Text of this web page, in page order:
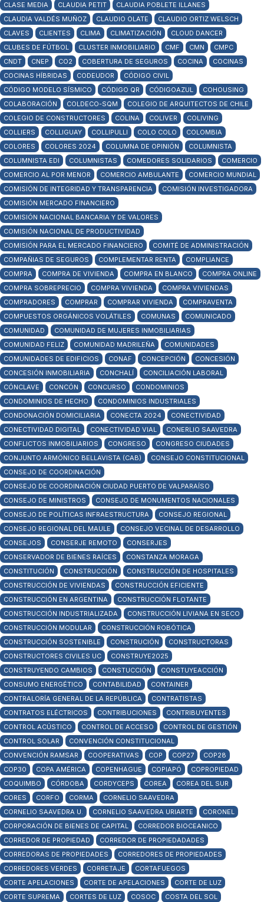
CLASE MEDIA CLAUDIA PETIT
CLAUDIA POBLETE ILLANES
CLAUDIA VALDÉS MUÑOZ
CLAUDIO OLATE
CLAUDIO ORTIZ WELSCH
CLAVES
CLIENTES CLIMA CLIMATIZACIÓN
CLOUD DANCER
CLUBES DE FÚTBOL
CLUSTER INMOBILIARIO CMF CMN
CMPC
CNDT
CNEP CO2 COBERTURA DE SEGUROS COCINA
COCINAS
COCINAS HÍBRIDAS
CODEUDOR
CÓDIGO CIVIL
CÓDIGO MODELO SÍSMICO
CÓDIGO QR CÓDIGOAZUL
COHOUSING
COLABORACIÓN
COLDECO-SQM
COLEGIO DE ARQUITECTOS DE CHILE
COLEGIO DE CONSTRUCTORES
COLINA COLIVER
COLIVING
COLLIERS
COLLIGUAY COLLIPULLI COLO COLO
COLOMBIA
COLORES
COLORES 2024 COLUMNA DE OPINIÓN
COLUMNISTA
COLUMNISTA EDI
COLUMNISTAS COMEDORES SOLIDARIOS
COMERCIO
COMERCIO AL POR MENOR
COMERCIO AMBULANTE
COMERCIO MUNDIAL
COMISIÓN DE INTEGRIDAD Y TRANSPARENCIA
COMISIÓN INVESTIGADORA
COMISIÓN MERCADO FINANCIERO
COMISIÓN NACIONAL BANCARIA Y DE VALORES
COMISIÓN NACIONAL DE PRODUCTIVIDAD
COMISIÓN PARA EL MERCADO FINANCIERO
COMITÉ DE ADMINISTRACIÓN
COMPAÑIAS DE SEGUROS
COMPLEMENTAR RENTA
COMPLIANCE
COMPRA
COMPRA DE VIVIENDA COMPRA EN BLANCO
COMPRA ONLINE
COMPRA SOBREPRECIO
COMPRA VIVIENDA
COMPRA VIVIENDAS
COMPRADORES
COMPRAR COMPRAR VIVIENDA
COMPRAVENTA
COMPUESTOS ORGÁNICOS VOLÁTILES
COMUNAS
COMUNICADO
COMUNIDAD
COMUNIDAD DE MUJERES INMOBILIARIAS
COMUNIDAD FELIZ
COMUNIDAD MADRILEÑA
COMUNIDADES
COMUNIDADES DE EDIFICIOS
CONAF CONCEPCIÓN
CONCESIÓN
CONCESIÓN INMOBILIARIA
CONCHALÍ
CONCILIACIÓN LABORAL
CÓNCLAVE
CONCÓN CONCURSO
CONDOMINIOS
CONDOMINIOS DE HECHO
CONDOMINIOS INDUSTRIALES
CONDONACIÓN DOMICILIARIA
CONECTA 2024
CONECTIVIDAD
CONECTIVIDAD DIGITAL
CONECTIVIDAD VIAL
CONERLIO SAAVEDRA
CONFLICTOS INMOBILIARIOS
CONGRESO
CONGRESO CIUDADES
CONJUNTO ARMÓNICO BELLAVISTA (CAB)
CONSEJO CONSTITUCIONAL
CONSEJO DE COORDINACIÓN
CONSEJO DE COORDINACIÓN CIUDAD PUERTO DE VALPARAÍSO
CONSEJO DE MINISTROS
CONSEJO DE MONUMENTOS NACIONALES
CONSEJO DE POLÍTICAS INFRAESTRUCTURA
CONSEJO REGIONAL
CONSEJO REGIONAL DEL MAULE
CONSEJO VECINAL DE DESARROLLO
CONSEJOS
CONSERJE REMOTO
CONSERJES
CONSERVADOR DE BIENES RAÍCES
CONSTANZA MORAGA
CONSTITUCIÓN
CONSTRUCCIÓN
CONSTRUCCIÓN DE HOSPITALES
CONSTRUCCIÓN DE VIVIENDAS
CONSTRUCCIÓN EFICIENTE
CONSTRUCCIÓN EN ARGENTINA
CONSTRUCCIÓN FLOTANTE
CONSTRUCCIÓN INDUSTRIALIZADA
CONSTRUCCIÓN LIVIANA EN SECO
CONSTRUCCIÓN MODULAR
CONSTRUCCIÓN ROBÓTICA
CONSTRUCCIÓN SOSTENIBLE
CONSTRUCIÓN
CONSTRUCTORAS
CONSTRUCTORES CIVILES UC
CONSTRUYE2025
CONSTRUYENDO CAMBIOS
CONSTUCCIÓN
CONSTUYEACCIÓN
CONSUMO ENERGÉTICO
CONTABILIDAD
CONTAINER
CONTRALORÍA GENERAL DE LA REPÚBLICA
CONTRATISTAS
CONTRATOS ELÉCTRICOS
CONTRIBUCIONES
CONTRIBUYENTES
CONTROL ACÚSTICO
CONTROL DE ACCESO
CONTROL DE GESTIÓN
CONTROL SOLAR
CONVENCIÓN CONSTITUCIONAL
CONVENCIÓN RAMSAR
COOPERATIVAS COP COP27
COP28
COP30
COPA AMÉRICA COPENHAGUE COPIAPÓ
COPROPIEDAD
COQUIMBO
CÓRDOBA CORDYCEPS COREA
COREA DEL SUR
CORES
CORFO CORMA
CORNELIO SAAVEDRA
CORNELIO SAAVEDRA U.
CORNELIO SAAVEDRA URIARTE
CORONEL
CORPORACIÓN DE BIENES DE CAPITAL
CORREDOR BIOCEANICO
CORREDOR DE PROPIEDAD
CORREDOR DE PROPIEDADADES
CORREDORAS DE PROPIEDADES
CORREDORES DE PROPIEDADES
CORREDORES VERDES
CORRETAJE
CORTAFUEGOS
CORTE APELACIONES
CORTE DE APELACIONES
CORTE DE LUZ
CORTE SUPREMA
CORTES DE LUZ COSOC
COSTA DEL SOL